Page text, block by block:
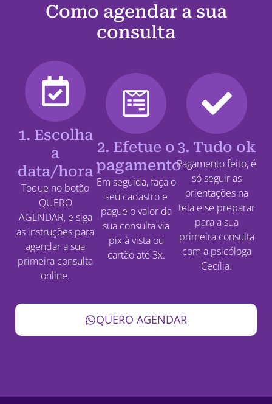
Como agendar a sua
consulta
1. Escolha
a
data/hora
Toque no botão
QUERO
AGENDAR, e siga
as instruções para
agendar a sua
primeira consulta
online.
2. Efetue o
pagamento
Em seguida, faça o
seu cadastro e
pague o valor da
sua consulta via
pix à vista ou
cartão até 3x.
3. Tudo ok
Pagamento feito, é
só seguir as
orientações na
tela e se preparar
para a sua
primeira consulta
com a psicóloga
Cecília.
QUERO AGENDAR